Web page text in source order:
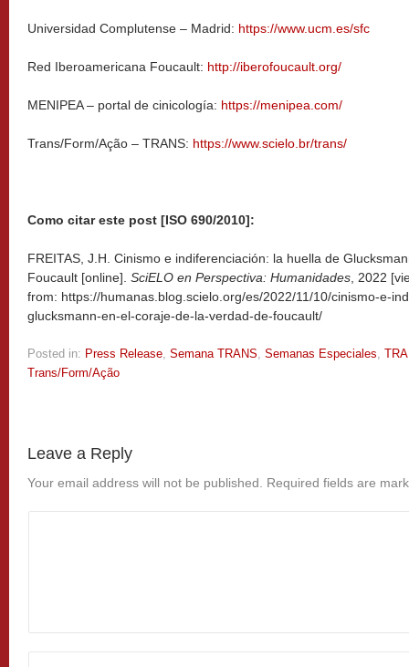
Universidad Complutense – Madrid: https://www.ucm.es/sfc
Red Iberoamericana Foucault: http://iberofoucault.org/
MENIPEA – portal de cinicología: https://menipea.com/
Trans/Form/Ação – TRANS: https://www.scielo.br/trans/
Como citar este post [ISO 690/2010]:
FREITAS, J.H. Cinismo e indiferenciación: la huella de
Foucault [online]. SciELO en Perspectiva: Humanidades , 2022
from: https://humanas.blog.scielo.org/es/2022/11/10/cinismo-e-
glucksmann-en-el-coraje-de-la-verdad-de-foucault/
Posted in: Press Release Semana TRANS Semanas Especiales
Trans/Form/Ação
Leave a Reply
Your email address will not be published. Required fields are